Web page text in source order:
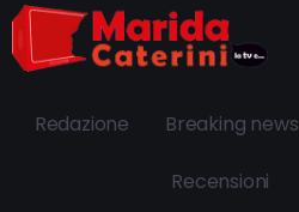
Redazione Breaking news
Recensioni